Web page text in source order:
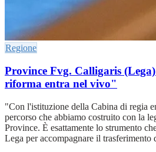
Regione
Province Fvg. Calligaris
riforma entra nel vivo"
"Con l'istituzione della Cabina di regia
percorso che abbiamo costruito con la
Province. È esattamente lo strumento
Lega per accompagnare il trasferimento